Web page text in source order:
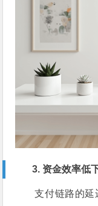
3. 资金效率低
支付链路的延